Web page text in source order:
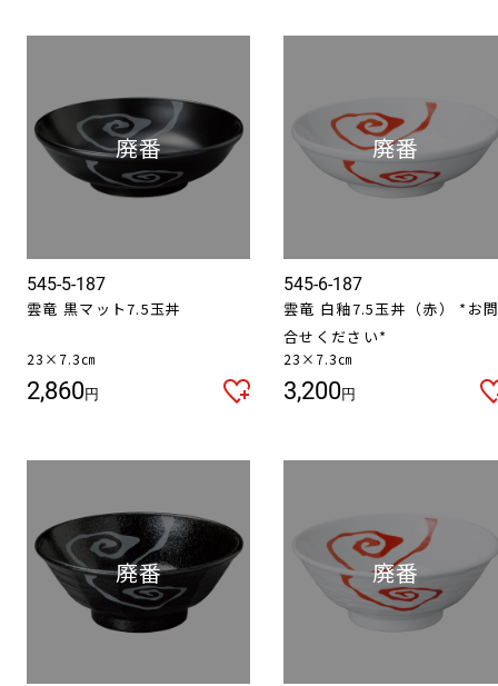
545-5-187
雲竜 黒マット7.5玉丼
23×7.3㎝
2,860円
545-6-187
雲竜 白釉7.5玉丼（赤） *お
合せください*
23×7.3㎝
3,200円
お買い物を続ける カートへ進む